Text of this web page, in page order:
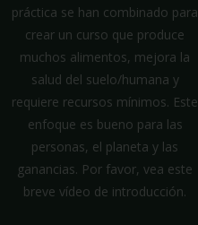
práctica se han combinado para
crear un curso que produce
muchos alimentos, mejora la
salud del suelo/humana y
requiere recursos mínimos. Este
enfoque es bueno para las
personas, el planeta y las
ganancias. Por favor, vea este
breve vídeo de introducción.